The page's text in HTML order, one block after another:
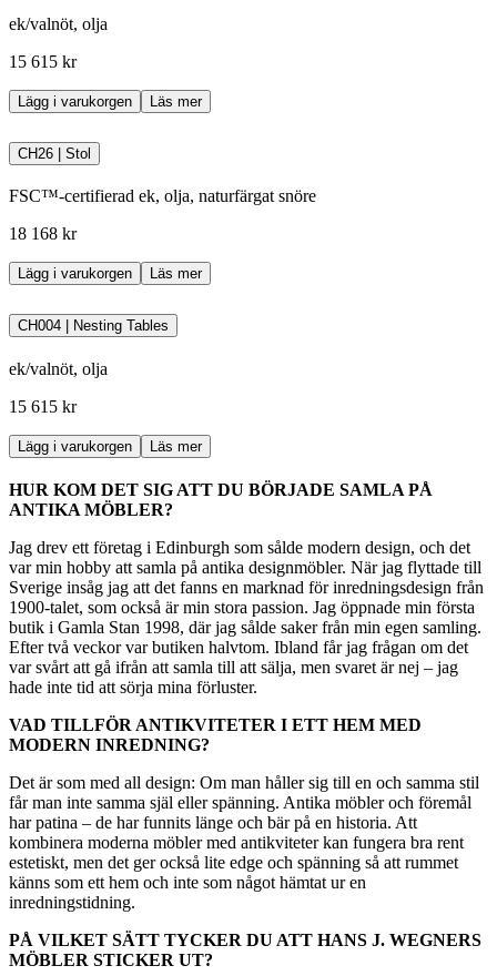
ek/valnöt, olja
15 615 kr
Lägg i varukorgen Läs mer
CH26 | Stol
FSC™-certifierad ek, olja, naturfärgat snöre
18 168 kr
Lägg i varukorgen Läs mer
CH004 | Nesting Tables
ek/valnöt, olja
15 615 kr
Lägg i varukorgen Läs mer
HUR KOM DET SIG ATT DU BÖRJADE SAMLA PÅ
ANTIKA MÖBLER?
Jag drev ett företag i Edinburgh som sålde modern design, och det
var min hobby att samla på antika designmöbler. När jag flyttade till
Sverige insåg jag att det fanns en marknad för inredningsdesign från
1900-talet, som också är min stora passion. Jag öppnade min första
butik i Gamla Stan 1998, där jag sålde saker från min egen samling.
Efter två veckor var butiken halvtom. Ibland får jag frågan om det
var svårt att gå ifrån att samla till att sälja, men svaret är nej – jag
hade inte tid att sörja mina förluster.
VAD TILLFÖR ANTIKVITETER I ETT HEM MED
MODERN INREDNING?
Det är som med all design: Om man håller sig till en och samma stil
får man inte samma själ eller spänning. Antika möbler och föremål
har patina – de har funnits länge och bär på en historia. Att
kombinera moderna möbler med antikviteter kan fungera bra rent
estetiskt, men det ger också lite edge och spänning så att rummet
känns som ett hem och inte som något hämtat ur en
inredningstidning.
PÅ VILKET SÄTT TYCKER DU ATT HANS J. WEGNERS
MÖBLER STICKER UT?